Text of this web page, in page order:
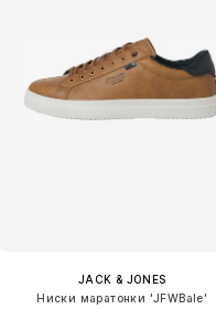
JACK & JONES
Ниски маратонки 'JFWBale'